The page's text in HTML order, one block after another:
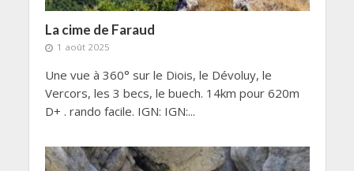
La cime de Faraud
1 août 2025
Une vue à 360° sur le Diois, le Dévoluy, le
Vercors, les 3 becs, le buech. 14km pour 620m
D+ . rando facile. IGN: IGN:...